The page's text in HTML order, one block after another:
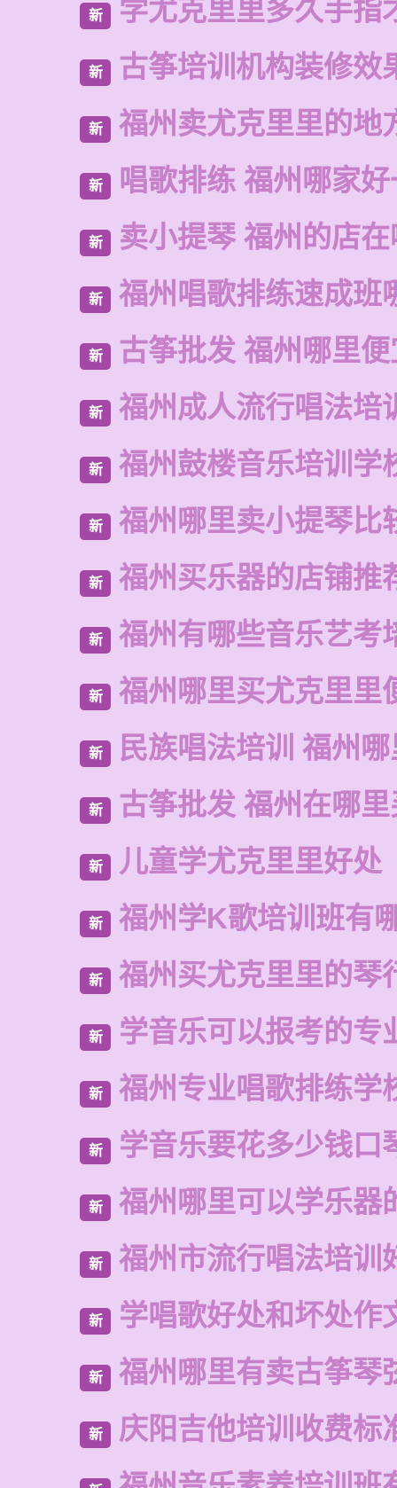
新 学尤克里里多久手指
新 古筝培训机构装修效
新 福州卖尤克里里的地
新 唱歌排练 福州哪家
新 卖小提琴 福州的店
新 福州唱歌排练速成班
新 古筝批发 福州哪里
新 福州成人流行唱法培
新 福州鼓楼音乐培训学
新 福州哪里卖小提琴比
新 福州买乐器的店铺推
新 福州有哪些音乐艺考
新 福州哪里买尤克里里
新 民族唱法培训 福州
新 古筝批发 福州在哪
新 儿童学尤克里里好处
新 福州学K歌培训班有
新 福州买尤克里里的琴
新 学音乐可以报考的专
新 福州专业唱歌排练学
新 学音乐要花多少钱口
新 福州哪里可以学乐器
新 福州市流行唱法培训
新 学唱歌好处和坏处作
新 福州哪里有卖古筝琴
新 庆阳吉他培训收费标